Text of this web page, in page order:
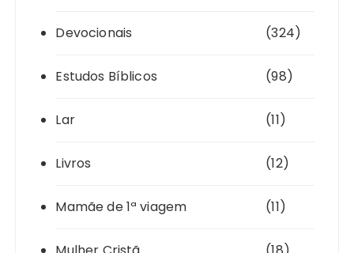
Devocionais (324)
Estudos Bíblicos (98)
Lar (11)
Livros (12)
Mamãe de 1ª viagem (11)